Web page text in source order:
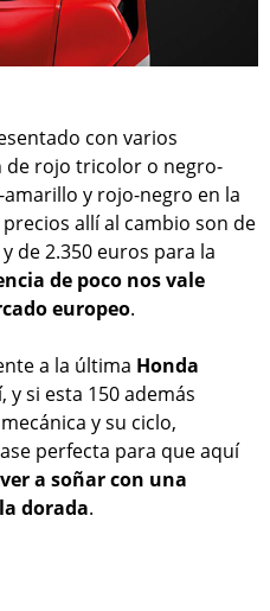
con varios
de rojo tricolor o negro-
y rojo-negro en la
precios allí al cambio son de
de 2.350 euros para la
de poco nos vale
europeo.
a la última Honda
y si esta 150 además
y su ciclo,
perfecta para que aquí
a soñar con una
dorada.